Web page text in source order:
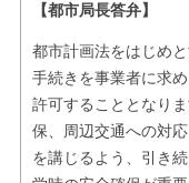
【都市局長答弁】
都市計画法をはじめ
手続きを事業者に求
許可することとなり
保、周辺交通への対
を講じるよう、引き